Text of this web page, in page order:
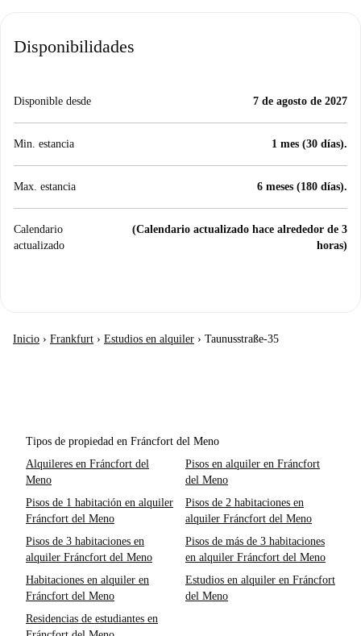
Disponibilidades
Disponible desde 7 de agosto de 2027
Min. estancia 1 mes (30 días).
Max. estancia 6 meses (180 días).
Calendario
actualizado
(Calendario actualizado hace alrededor de 3
horas)
Inicio › Frankfurt › Estudios en alquiler › Taunusstraße-35
Tipos de propiedad en Fráncfort del Meno
Alquileres en Fráncfort del
Meno
Pisos en alquiler en Fráncfort
del Meno
Pisos de 1 habitación en alquiler
Fráncfort del Meno
Pisos de 2 habitaciones en
alquiler Fráncfort del Meno
Pisos de 3 habitaciones en
alquiler Fráncfort del Meno
Pisos de más de 3 habitaciones
en alquiler Fráncfort del Meno
Habitaciones en alquiler en
Fráncfort del Meno
Estudios en alquiler en Fráncfort
del Meno
Residencias de estudiantes en